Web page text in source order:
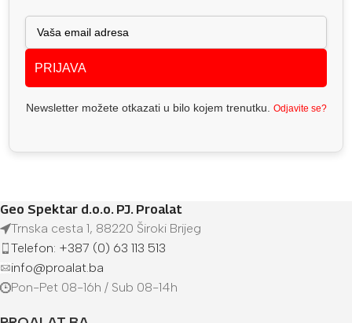
PRIJAVA
Newsletter možete otkazati u bilo kojem trenutku. Odjavite se?
Geo Spektar d.o.o. PJ. Proalat
Trnska cesta 1, 88220 Široki Brijeg
Telefon: +387 (0) 63 113 513
info@proalat.ba
Pon-Pet 08-16h / Sub 08-14h